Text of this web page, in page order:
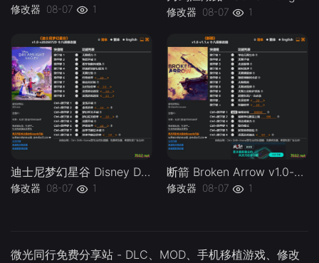
修改器 08-07 1 修改器 08-07 1
迪士尼梦幻星谷 Disney Dreamlight Valley v1.0-v20260729 Plus 18 Trainer.-单机修改器下载-仅支持迅雷（部分修改器仅支持本站游戏本体
修改器 08-07 1
断箭 Broken Arrow v1.0-v1.1.x Plus 18 Trainer-单机修改器下载-仅支持迅雷（部分修改器仅支持本站游戏本体
修改器 08-07 1
微光同行免费分享站 - DLC、MOD、手机移植游戏、修改